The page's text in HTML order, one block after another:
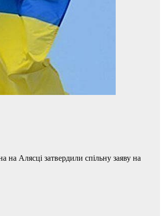
Алясці затвердили спільну заяву на